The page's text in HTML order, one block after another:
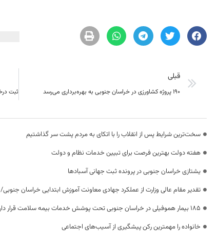
قبلی
۱۹۰ پروژه کشاورزی در خراسان جنوبی به بهره‌برداری می‌رسد
سخت‌ترین شرایط پس از انقلاب را با اتکای به مردم پشت سر گذاشتیم
هفته دولت بهترین فرصت برای تبیین خدمات نظام و دولت
یشتازی خراسان جنوبی در پرونده ثبت جهانی آسبادها
تقدیر مقام عالی وزارت از عملکرد جهادی معاونت آموزش ابتدایی خراسان جنوبی/ ۴۶۰۰ دانش‌آموز زیر چتر «طرح حامی»
۱۸۵ بیمار هموفیلی در خراسان جنوبی تحت پوشش خدمات بیمه سلامت قرار دارند
خانواده را مهمترین رکن پیشگیری از آسیب‌های اجتماعی